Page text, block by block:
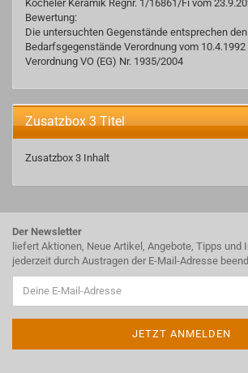
Kocheler Keramik Regnr. 1/16861/Fi vom
Bewertung:
Die untersuchten Gegenstände entsprechen
Bedarfsgegenstände Verordnung vom
Verordnung VO (EG) Nr. 1935/2004
Zusatzbox 3 Titel
Zusatzbox 3 Inhalt
Der Newsletter
liefert Aktionen, Neue Artikel, Angebote, Tipps und
jederzeit durch Austragen der E-Mail-Adresse